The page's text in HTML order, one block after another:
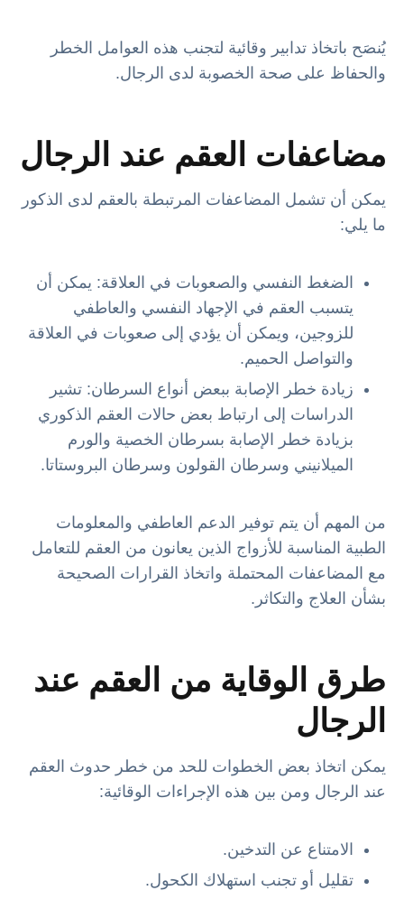
يُنصَح باتخاذ تدابير وقائية لتجنب هذه العوامل الخطر
والحفاظ على صحة الخصوبة لدى الرجال.
مضاعفات العقم عند الرجال
يمكن أن تشمل المضاعفات المرتبطة بالعقم لدى الذكور
ما يلي:
الضغط النفسي والصعوبات في العلاقة: يمكن أن
يتسبب العقم في الإجهاد النفسي والعاطفي
للزوجين، ويمكن أن يؤدي إلى صعوبات في العلاقة
والتواصل الحميم.
زيادة خطر الإصابة ببعض أنواع السرطان: تشير
الدراسات إلى ارتباط بعض حالات العقم الذكوري
بزيادة خطر الإصابة بسرطان الخصية والورم
الميلانيني وسرطان القولون وسرطان البروستاتا.
من المهم أن يتم توفير الدعم العاطفي والمعلومات
الطبية المناسبة للأزواج الذين يعانون من العقم للتعامل
مع المضاعفات المحتملة واتخاذ القرارات الصحيحة
بشأن العلاج والتكاثر.
طرق الوقاية من العقم عند
الرجال
يمكن اتخاذ بعض الخطوات للحد من خطر حدوث العقم
عند الرجال ومن بين هذه الإجراءات الوقائية:
الامتناع عن التدخين.
تقليل أو تجنب استهلاك الكحول.